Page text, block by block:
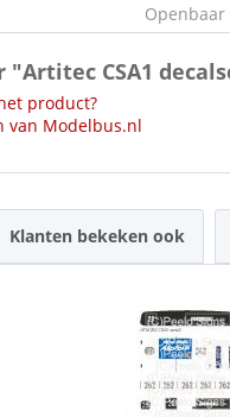
Openbaar
CSA1
product?
van Modelbus.nl
Klanten bekeken ook